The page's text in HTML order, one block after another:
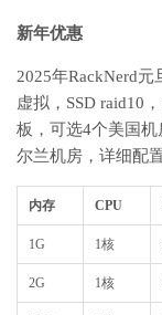
新年优惠
2025年RackNerd
虚拟，SSD raid10
板，可选4个美国
尔兰机房，详细配
内存 CPU
1G 1核
2G 1核